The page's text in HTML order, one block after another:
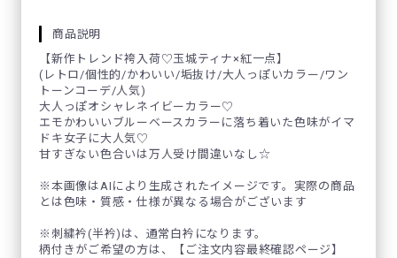
商品説明
【新作トレンド袴入荷♡玉城ティナ×紅一点】
(レトロ/個性的/かわいい/垢抜け/大人っぽいカラー/ワン
トーンコーデ/人気)
大人っぽオシャレネイビーカラー♡
エモかわいいブルーベースカラーに落ち着いた色味がイマ
ドキ女子に大人気♡
甘すぎない色合いは万人受け間違いなし☆
※本画像はAIにより生成されたイメージです。実際の商品
とは色味・質感・仕様が異なる場合がございます
※刺繍衿(半衿)は、通常白衿になります。
柄付きがご希望の方は、【ご注文内容最終確認ページ】